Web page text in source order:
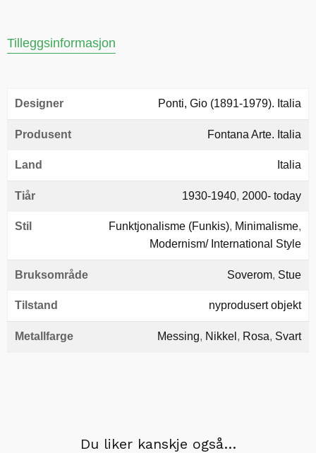
Tilleggsinformasjon
Designer Ponti, Gio (1891-1979). Italia
Produsent Fontana Arte. Italia
Land Italia
Tiår 1930-1940, 2000- today
Stil Funktjonalisme (Funkis), Minimalisme,
Modernism/ International Style
Bruksområde Soverom, Stue
Tilstand nyprodusert objekt
Metallfarge Messing, Nikkel , Rosa, Svart
Du liker kanskje også…